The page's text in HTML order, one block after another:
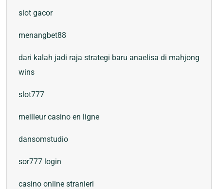
slot gacor
menangbet88
dari kalah jadi raja strategi baru anaelisa di mahjong
wins
slot777
meilleur casino en ligne
dansomstudio
sor777 login
casino online stranieri